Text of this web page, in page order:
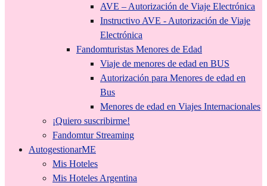
AVE – Autorización de Viaje Electrónica
Instructivo AVE - Autorización de Viaje
Electrónica
Fandomturistas Menores de Edad
Viaje de menores de edad en BUS
Autorización para Menores de edad en
Bus
Menores de edad en Viajes Internacionales
¡Quiero suscribirme!
Fandomtur Streaming
AutogestionarME
Mis Hoteles
Mis Hoteles Argentina